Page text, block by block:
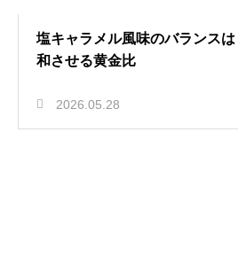
塩キャラメル風味のバランス
和させる黄金比
2026.05.28